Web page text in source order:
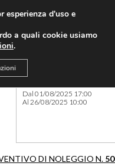
Dal 01/08/2025 17:00
Al 26/08/2025 10:00
DI NOLEGGIO N.
esperienza d'uso e
a quali cookie usiamo
.